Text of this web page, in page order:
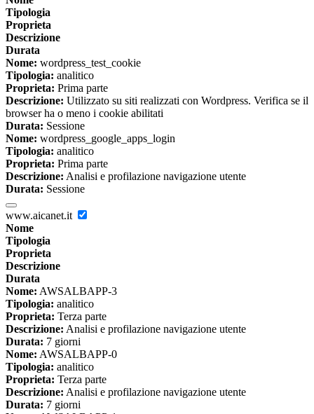
Tipologia
Proprieta
Descrizione
Durata
Nome: wordpress_test_cookie
Tipologia: analitico
Proprieta: Prima parte
Descrizione: Utilizzato su siti realizzati con Wordpress. Verifica se il
browser ha o meno i cookie abilitati
Durata: Sessione
Nome: wordpress_google_apps_login
Tipologia: analitico
Proprieta: Prima parte
Descrizione: Analisi e profilazione navigazione utente
Durata: Sessione
www.aicanet.it
Nome
Tipologia
Proprieta
Descrizione
Durata
Nome: AWSALBAPP-3
Tipologia: analitico
Proprieta: Terza parte
Descrizione: Analisi e profilazione navigazione utente
Durata: 7 giorni
Nome: AWSALBAPP-0
Tipologia: analitico
Proprieta: Terza parte
Descrizione: Analisi e profilazione navigazione utente
Durata: 7 giorni